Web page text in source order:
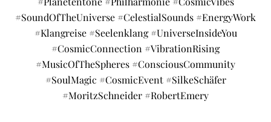
#SoundOfTheUniverse #CelestialSounds #EnergyWork
#Klangreise #Seelenklang #UniverseInsideYou
#CosmicConnection #VibrationRising
#MusicOfTheSpheres #ConsciousCommunity
#SoulMagic #CosmicEvent #SilkeSchäfer
#MoritzSchneider #RobertEmery